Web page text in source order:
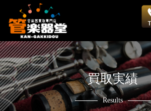
買取実績
Results